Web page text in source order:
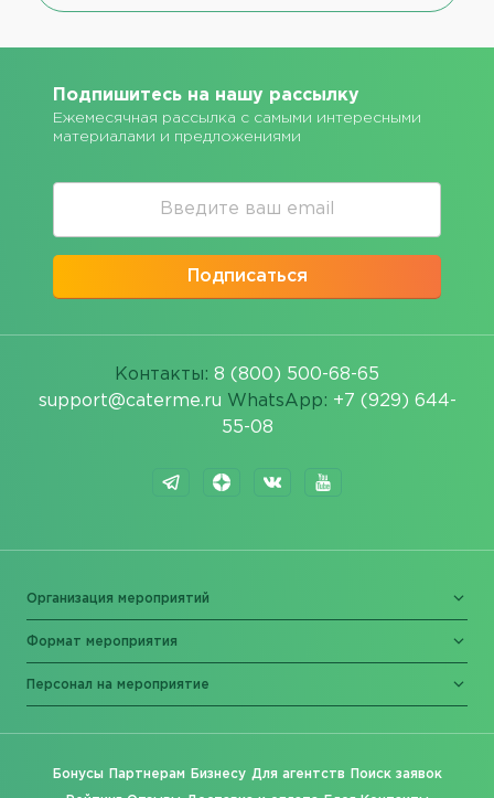
Подпишитесь на нашу рассылку
Ежемесячная рассылка с самыми интересными
материалами и предложениями
Подписаться
Контакты: 8 (800) 500-68-65
support@caterme.ru WhatsApp: +7 (929) 644-
55-08
Организация мероприятий
Формат мероприятия
Персонал на мероприятие
Бонусы Партнерам Бизнесу Для агентств Поиск заявок